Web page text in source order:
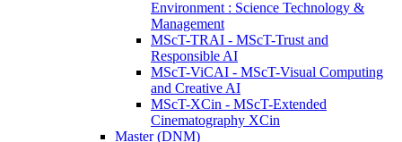
Environment : Science Technology &
Management
MScT-TRAI - MScT-Trust and
Responsible AI
MScT-ViCAI - MScT-Visual Computing
and Creative AI
MScT-XCin - MScT-Extended
Cinematography XCin
Master (DNM)